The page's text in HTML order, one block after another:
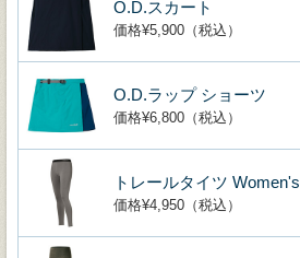
O.D.スカート
価格¥5,900（税込）
O.D.ラップ ショーツ
価格¥6,800（税込）
トレールタイツ Women's
価格¥4,950（税込）